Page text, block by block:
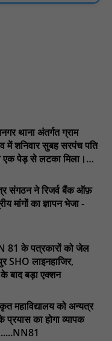
विस्तृत जानकारी :
का विधायक ललित यादव ने
की बैठक आयोजित : NN81
में NCP वर्कर्स से
की विकास परियोजनाओं
थाना अंतर्गत ग्राम
में शनिवार सुबह सरपंच पति
एक पेड़ से लटका मिला।
संगठन ने रिजर्व बैंक ऑफ़
मांगों का ज्ञापन भेजा -
81 के पत्रकारों को जेल
SHO लाइनहाजिर,
बाद बड़ा एक्शन
महाविद्यालय को अन्यत्र
का होगा व्यापक